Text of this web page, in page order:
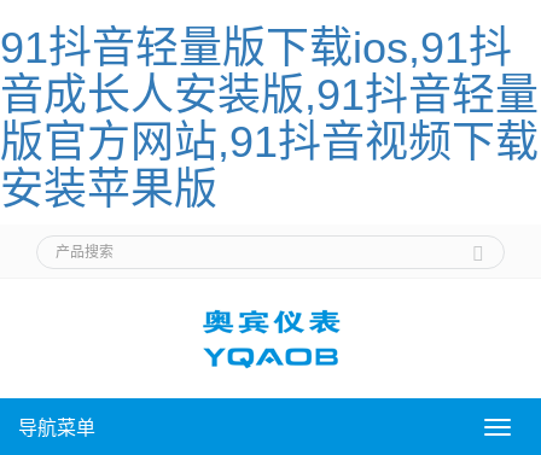
91抖音轻量版下载ios,91抖
音成长人安装版,91抖音轻量
版官方网站,91抖音视频下载
安装苹果版
导
导航菜单